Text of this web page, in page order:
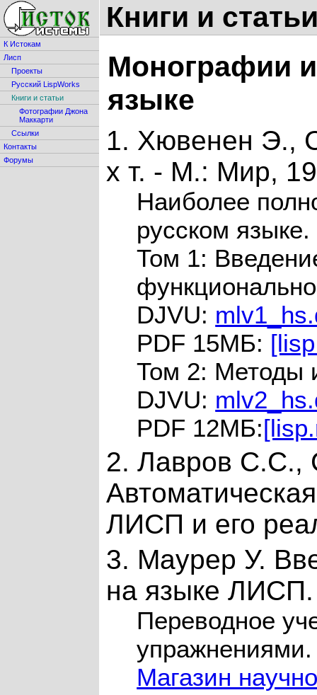
Книги и
К Истокам
Лисп
Проекты
Русский LispWorks
Книги и статьи
Фотографии Джона
Маккарти
Ссылки
Контакты
Форумы
Монографии
языке
1. Хювенен Э.,
х т. - М.: Мир,
Наиболее
русском языке.
Том 1:
DJVU:
PDF 15MБ:
Том 2: Методы
DJVU:
PDF 12MБ:
2. Лавров С.С.,
ЛИСП и его
3. Маурер У.
на языке
Переводное
упражнениями.
Магазин